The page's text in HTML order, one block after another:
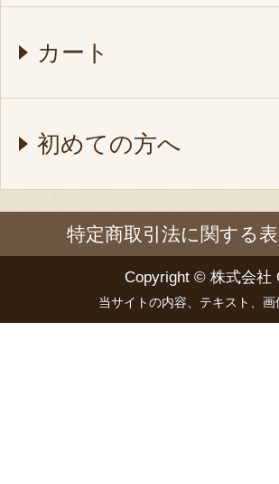
カート
初めての方へ
特定商取引法に関する
Copyright © 株式会社
当サイトの内容、テキスト、